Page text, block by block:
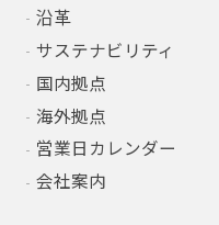
沿革
サステナビリティ
国内拠点
海外拠点
営業日カレンダー
会社案内